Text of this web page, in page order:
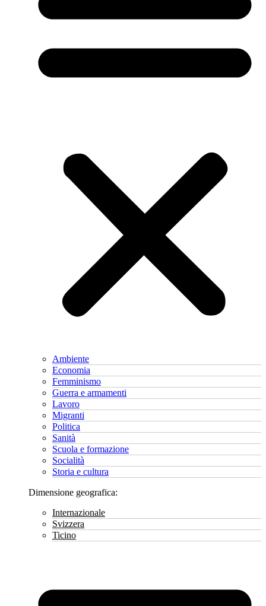
Ambiente
Economia
Femminismo
Guerra e armamenti
Lavoro
Migranti
Politica
Sanità
Scuola e formazione
Socialità
Storia e cultura
Dimensione geografica:
Internazionale
Svizzera
Ticino